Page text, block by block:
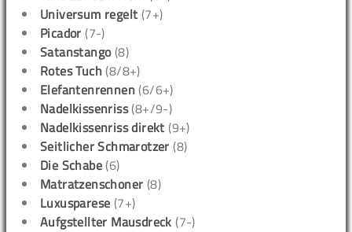
Universum regelt (7+)
Picador (7-)
Satanstango(8)
Rotes Tuch (8/8+)
Elefantenrennen (6/6+)
Nadelkissenriss(8+/9-)
Nadelkissenriss direkt (9+)
Seitlicher Schmarotzer (8)
Die Schabe (6)
Matratzenschoner (8)
Luxusparese (7+)
Aufgstellter Mausdreck (7-)